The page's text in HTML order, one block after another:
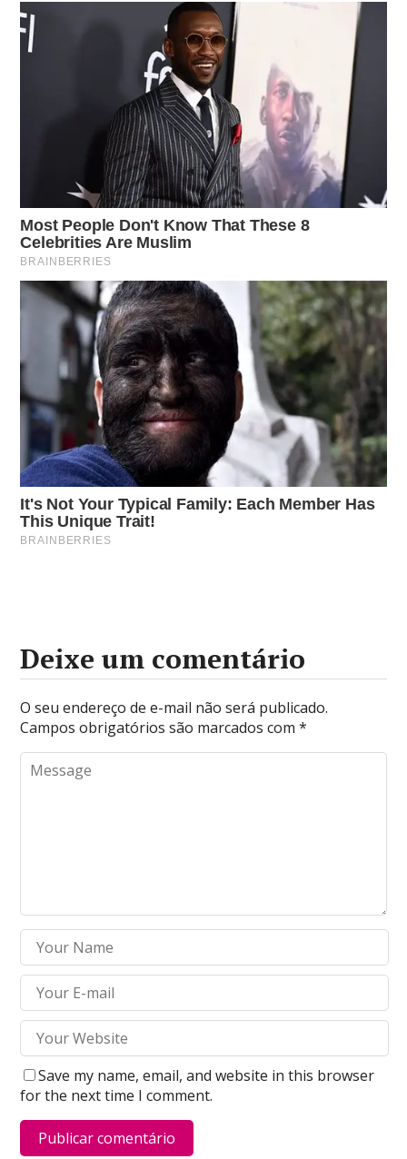
Deixe um comentário
O seu endereço de e-mail não será publicado.
Campos obrigatórios são marcados com*
Save my name, email, and website in this browser
for the next time I comment.